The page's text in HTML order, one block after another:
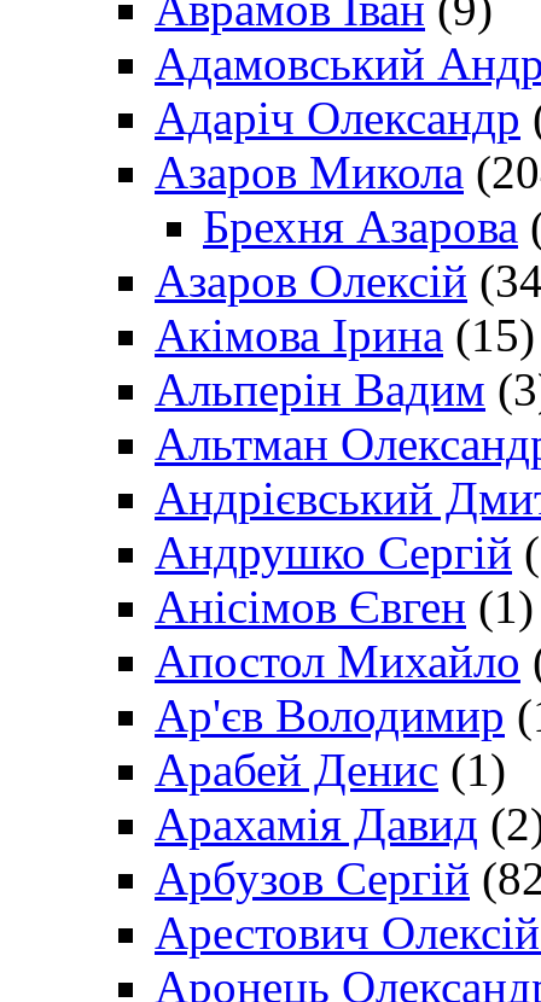
Адамовський
Адаріч Олександр
Азаров Микола
Брехня Азарова
Азаров Олексій
Акімова Ірина (15)
Альперін Вадим
Альтман
Андрієвський
Андрушко Сергій
Анісімов Євген (1)
Апостол Михайло
Ар'єв Володимир
Арабей Денис (1)
Арахамія Давид
Арбузов Сергій
Арестович
Аронець